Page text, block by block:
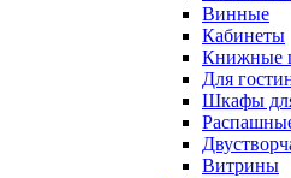
Винные
Кабинеты
Книжные
Для
Шкафы
Витрины